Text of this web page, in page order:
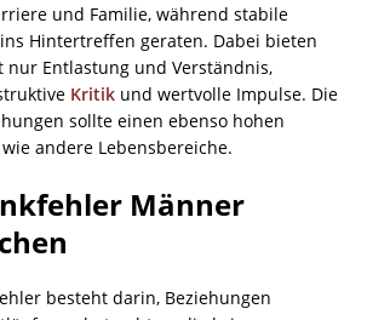
und Familie, während stabile
Hintertreffen geraten. Dabei bieten
nur Entlastung und Verständnis,
Kritik und wertvolle Impulse. Die
sollte einen ebenso hohen
andere Lebensbereiche.
Männer
besteht darin, Beziehungen